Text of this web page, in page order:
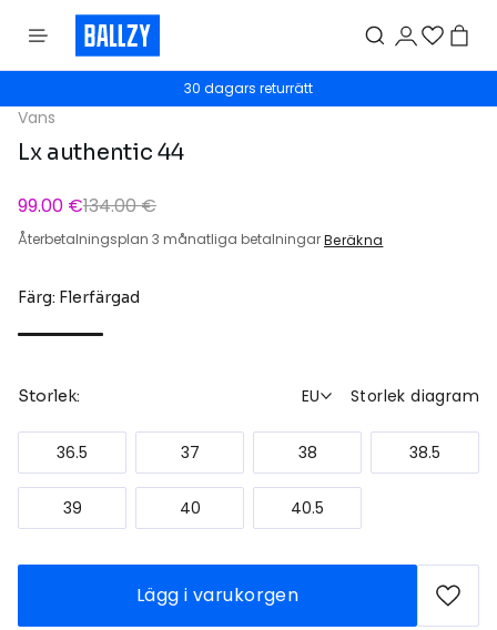
30 dagars returrätt
Vans
Lx authentic 44
99.00 €134.00 €
Återbetalningsplan 3 månatliga betalningarBeräkna
Färg: Flerfärgad
Storlek: EU Storlek diagram
36.5 37 38 38.5
39 40 40.5
Lägg i varukorgen